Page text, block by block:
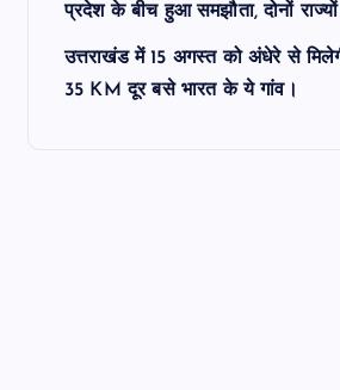
प्रदेश के बीच हुआ समझौता, दोनों
उत्तराखंड में 15 अगस्त को अंधेरे से
35 KM दूर बसे भारत के ये गांव।